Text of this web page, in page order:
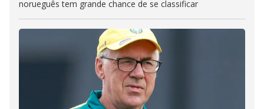
norueguês tem grande chance de se classificar